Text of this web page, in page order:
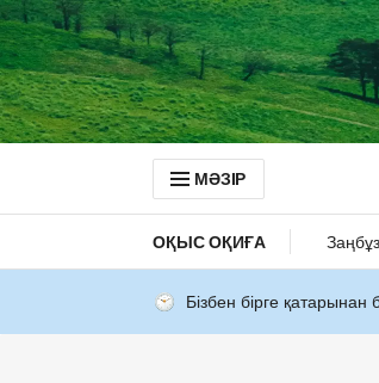
МӘЗІР
ОҚЫС ОҚИҒА
Бізбен бірге қатарынан